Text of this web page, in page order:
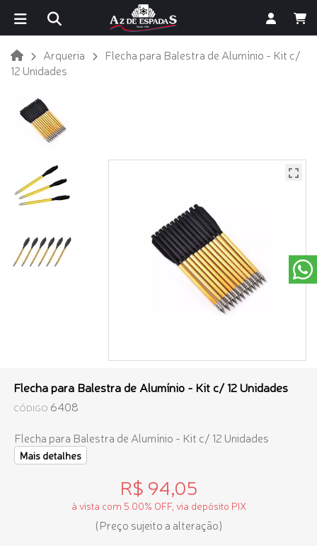
Arqueria
Flecha para Balestra de Alumínio - Kit c/
12 Unidades
Flecha para Balestra de Alumínio - Kit c/ 12 Unidades
CÓDIGO 6408
Flecha para Balestra de Alumínio - Kit c/ 12 Unidades
Mais detalhes
R$ 94,05
à vista com 5.00% OFF, via depósito PIX
(Preço sujeito a alteração)